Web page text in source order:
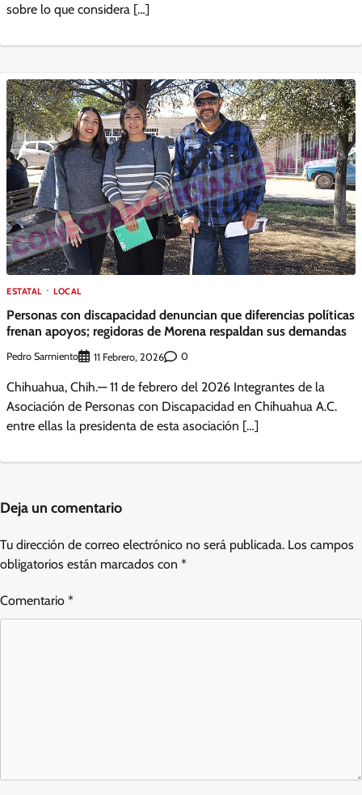
sobre lo que considera […]
ESTATAL LOCAL
Personas con discapacidad denuncian que diferencias políticas
frenan apoyos; regidoras de Morena respaldan sus demandas
Pedro Sarmiento 11 Febrero, 2026 0
Chihuahua, Chih.— 11 de febrero del 2026 Integrantes de la
Asociación de Personas con Discapacidad en Chihuahua A.C.
entre ellas la presidenta de esta asociación […]
Deja un comentario
Tu dirección de correo electrónico no será publicada. Los campos
obligatorios están marcados con *
Comentario *